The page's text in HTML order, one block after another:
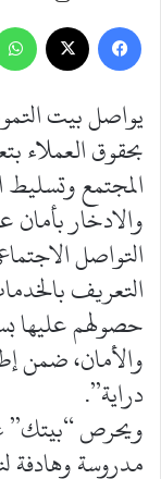
فيسبوك
‫X
يواصل بيت
بحقوق العملاء
المجتمع وتسليط
والادخار
التواصل
التعريف
حصولهم عليها
والأمان، ضمن
دراية”.
ويحرص “بيتك”
مدروسة وهادفة